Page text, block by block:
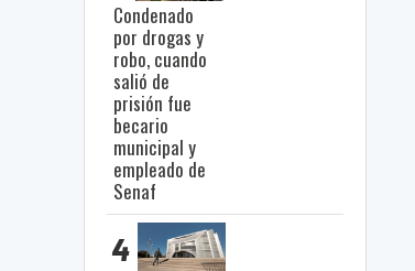
Condenado
por drogas y
robo, cuando
salió de
prisión fue
becario
municipal y
empleado de
Senaf
4